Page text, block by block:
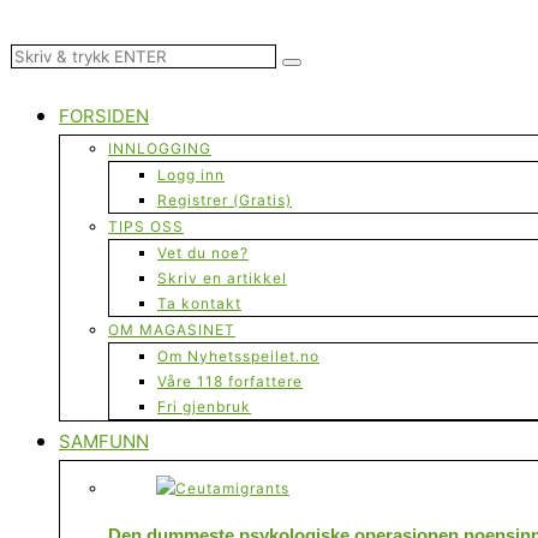
FORSIDEN
INNLOGGING
Logg inn
Registrer (Gratis)
TIPS OSS
Vet du noe?
Skriv en artikkel
Ta kontakt
OM MAGASINET
Om Nyhetsspeilet.no
Våre 118 forfattere
Fri gjenbruk
SAMFUNN